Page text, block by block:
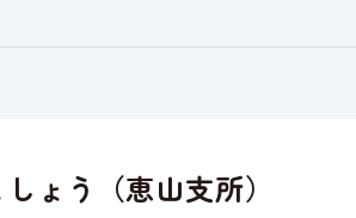
ょう（恵山支所）